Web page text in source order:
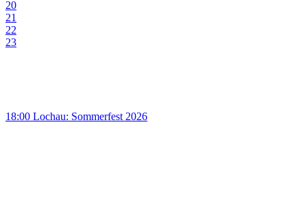
20
21
22
23
18:00 Lochau: Sommerfest 2026